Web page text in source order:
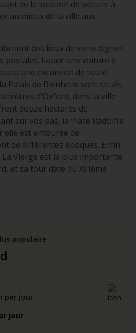
de la location de voiture à
au mieux de la ville aux
des lieux de visite dignes
postales. Louer une voiture à
une excursion de toute
Palais de Blenheim sont situés
d'Oxford, dans la ville
douze hectares de
sur vos pas, la Place Radcliffe
elle est entourée de
de différentes époques. Enfin,
La Vierge est la plus importante
et sa tour date du XIIIème
populaire
par jour
jour